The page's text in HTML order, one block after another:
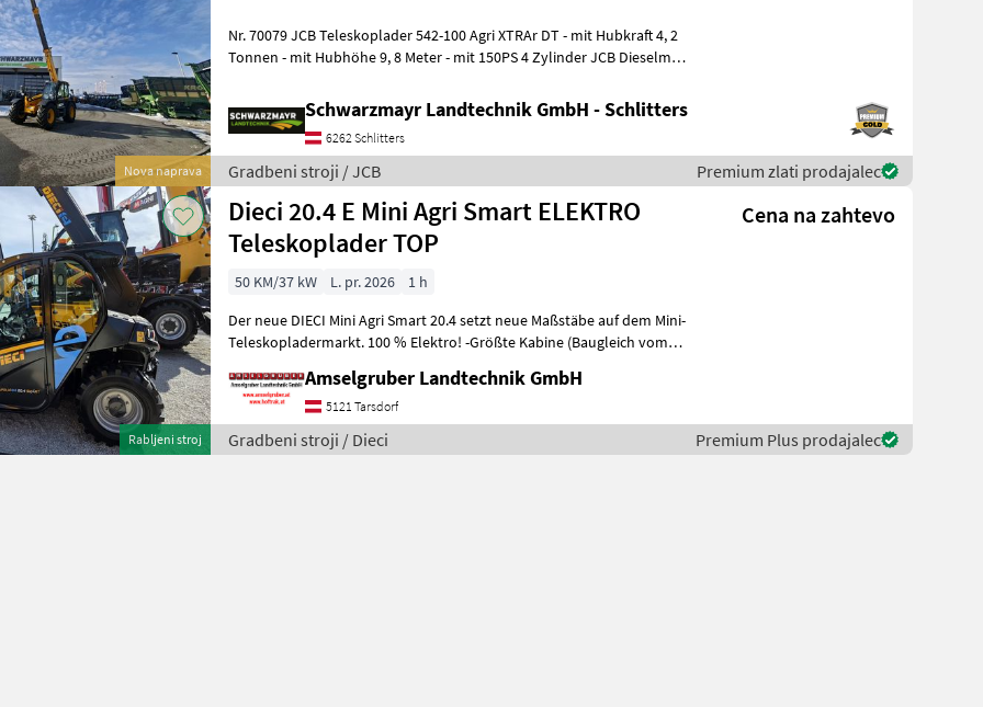
Nova naprava
Nr. 70079 JCB Teleskoplader 542-100 Agri XTRAr DT - mit Hubkraft 4, 2
Tonnen - mit Hubhöhe 9, 8 Meter - mit 150PS 4 Zylinder JCB Dieselmax
Schwarzmayr Landtechnik GmbH - Schlitters
6262 Schlitters
Gradbeni stroji / JCB Premium zlati prodajalec
Rabljeni stroj
Dieci 20.4 E Mini Agri Smart ELEKTRO
Teleskoplader TOP
Cena na zahtevo
50 KM/37 kW L. pr. 2026
1 h
Der neue DIECI Mini Agri Smart 20.4 setzt neue Maßstäbe auf dem Mini-
Teleskopladermarkt. 100 % Elektro! -Größte Kabine (Baugleich vom
Amselgruber Landtechnik GmbH
5121 Tarsdorf
Gradbeni stroji / Dieci Premium Plus prodajalec